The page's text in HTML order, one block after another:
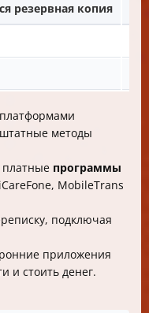
резервная копия
методы
платные программы
MobileTrans
подключая
приложения
и стоить денег.